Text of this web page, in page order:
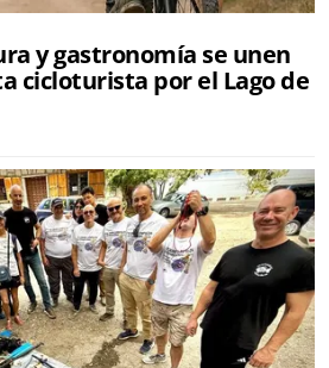
y gastronomía se unen
cicloturista por el Lago de